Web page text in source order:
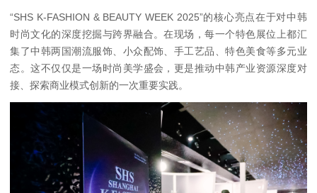
“SHS K-FASHION & BEAUTY WEEK 2025”的核心亮点在于对中韩
时尚文化的深度挖掘与跨界融合。在现场，每一个特色展位上都汇
集了中韩两国潮流服饰、小众配饰、手工艺品、特色美食等多元业
态。这不仅仅是一场时尚美学盛会，更是推动中韩产业资源深度对
接、探索商业模式创新的一次重要实践。